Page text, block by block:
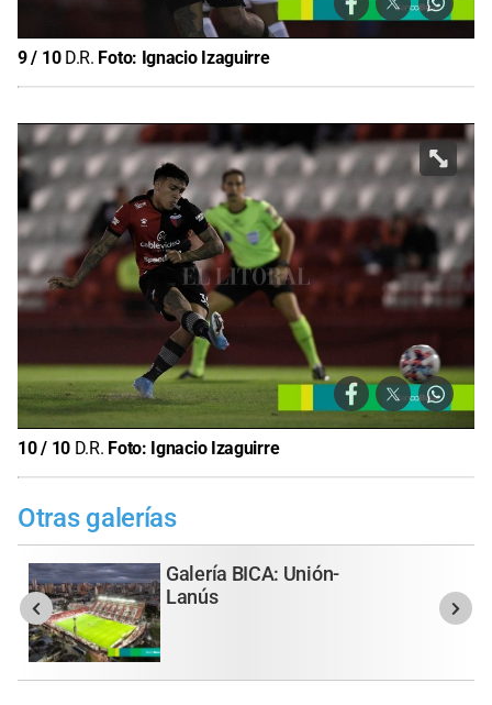
9/ 10 D.R. Foto: Ignacio Izaguirre
10/ 10 D.R. Foto: Ignacio Izaguirre
Otras galerías
Galería BICA: Unión-
Lanús